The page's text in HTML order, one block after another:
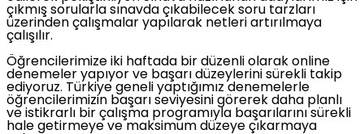
çıkmış sorularla sınavda çıkabilecek soru tarzları
üzerinden çalışmalar yapılarak netleri artırılmaya
çalışılır.
Öğrencilerimize iki haftada bir düzenli olarak online
denemeler yapıyor ve başarı düzeylerini sürekli takip
ediyoruz. Türkiye geneli yaptığımız denemelerle
öğrencilerimizin başarı seviyesini görerek daha planlı
ve istikrarlı bir çalışma programıyla başarılarını sürekli
hale getirmeye ve maksimum düzeye çıkarmaya